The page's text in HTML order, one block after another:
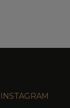
INSTAGRAM